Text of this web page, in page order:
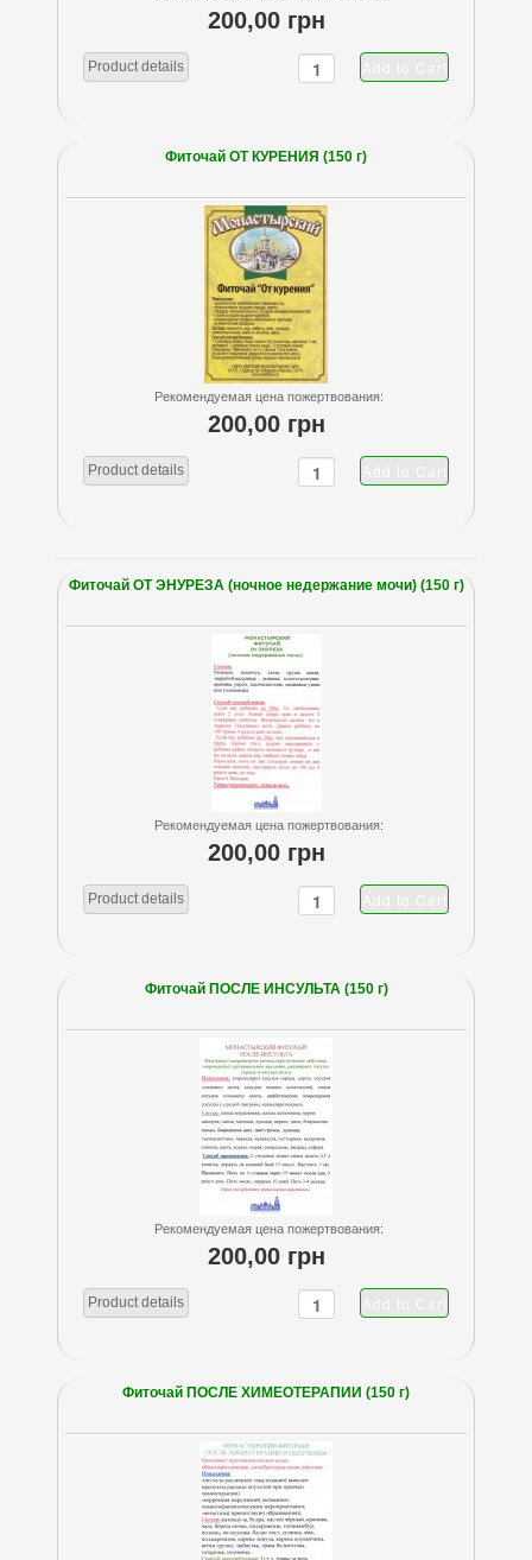
200,00 грн
Product details
Фиточай ОТ КУРЕНИЯ (150 г)
Рекомендуемая цена пожертвования:
200,00 грн
Product details
Фиточай ОТ ЭНУРЕЗА (ночное недержание мочи) (150 г)
Рекомендуемая цена пожертвования:
200,00 грн
Product details
Фиточай ПОСЛЕ ИНСУЛЬТА (150 г)
Рекомендуемая цена пожертвования:
200,00 грн
Product details
Фиточай ПОСЛЕ ХИМЕОТЕРАПИИ (150 г)